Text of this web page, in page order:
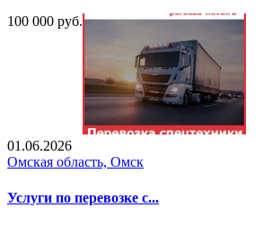
100 000 руб.
01.06.2026
Омская область, Омск
Услуги по перевозке с...